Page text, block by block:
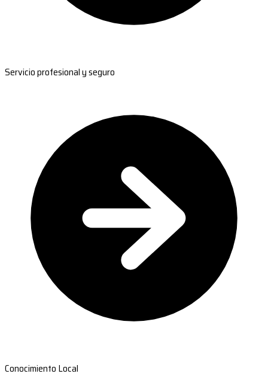
Servicio profesional y seguro
Conocimiento Local